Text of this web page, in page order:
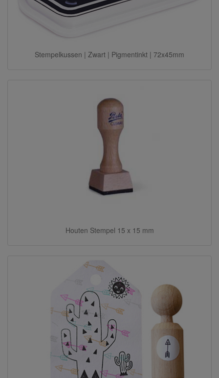
Stempelkussen | Zwart | Pigmentinkt | 72x45mm
Houten Stempel 15 x 15 mm